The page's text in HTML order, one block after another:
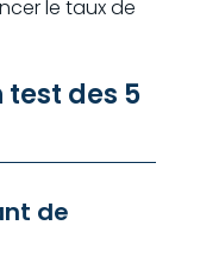
le taux de
des 5
de